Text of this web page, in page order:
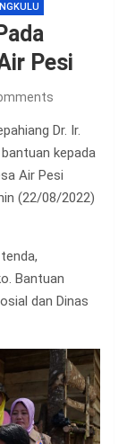
Pesi
Dr. Ir.
kepada
Air Pesi
(22/08/2022)
Bantuan
dan Dinas